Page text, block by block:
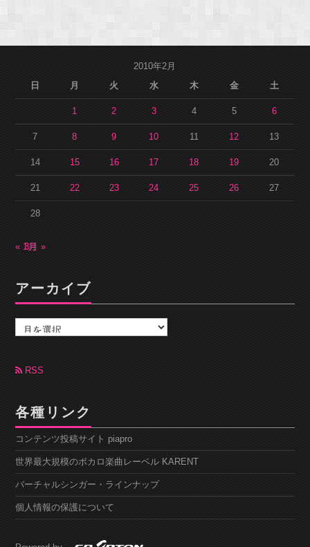
2010年2月
日
月 火 水 木 金 土
1 2 3 4 5 6
7 8 9 10 11 12 13
14 15 16 17 18 19 20
21 22 23 24 25 26 27
28
« 1月3月 »
アーカイブ
カ
ブ RSS
各種リンク
コンテンツ投稿サイト piapro
世界最大規模のボカロ楽曲レーベル KARENT
バーチャルシンガー・ラインナップ
個人情報の保護について